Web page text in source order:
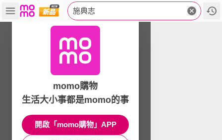
施典志
momo購物
生活大小事都是momo的事
開啟「momo購物」APP